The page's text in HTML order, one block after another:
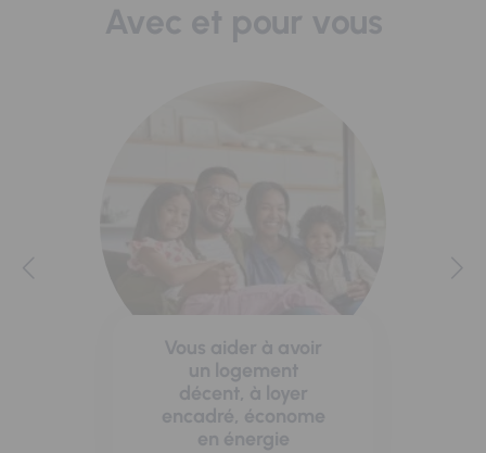
Avec et pour vous
Vous aider à avoir
un logement
décent, à loyer
encadré, économe
en énergie